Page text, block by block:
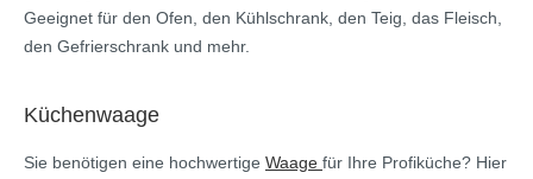
Geeignet für den Ofen, den Kühlschrank, den Teig, das Fleisch,
den Gefrierschrank und mehr.
Küchenwaage
Sie benötigen eine hochwertige Waage für Ihre Profiküche? Hier